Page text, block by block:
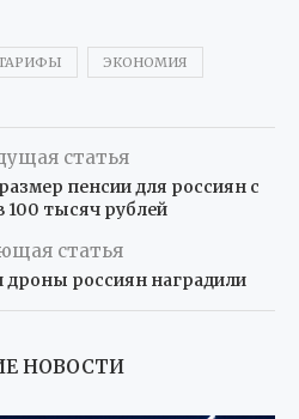
ЭКОНОМИЯ
статья
пенсии для россиян с
100 тысяч рублей
статья
россиян наградили
НОВОСТИ